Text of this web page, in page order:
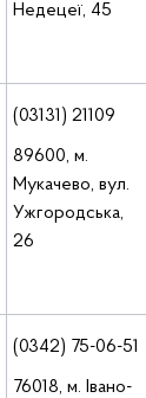
Недецеї, 45
(03131) 21109
89600, м.
Мукачево, вул.
Ужгородська,
26
(0342) 75-06-51
76018, м. Івано-